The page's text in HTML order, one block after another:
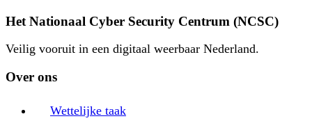
Het Nationaal Cyber Security Centrum (NCSC)
Veilig vooruit in een digitaal weerbaar Nederland.
Over ons
Wettelijke taak